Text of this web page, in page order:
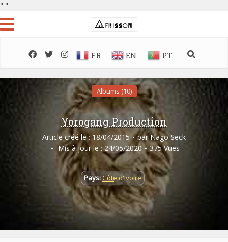
" "
FR EN PT
Albums (10)
Yorogang Production
Article créé le : 18/04/2015 par Nago Seck
Mis à jour le : 24/05/2020
375 Vues
Pays:Côte d'Ivoire